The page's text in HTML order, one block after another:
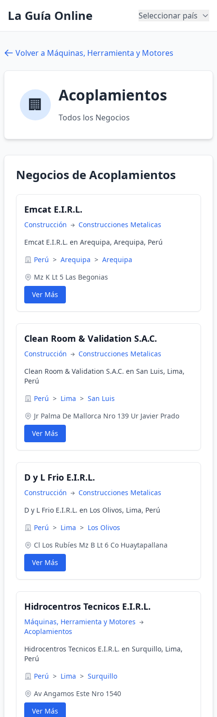
La Guía Online Seleccionar país
Volver a Máquinas, Herramienta y Motores
🏢 Acoplamientos
Todos los Negocios
Negocios de Acoplamientos
Emcat E.I.R.L.
Construcción
Construcciones Metalicas
Emcat E.I.R.L. en Arequipa, Arequipa, Perú
Perú > Arequipa > Arequipa
Mz K Lt 5 Las Begonias
Ver Más
Clean Room & Validation S.A.C.
Construcción
Construcciones Metalicas
Clean Room & Validation S.A.C. en San Luis, Lima,
Perú
Perú > Lima > San Luis
Jr Palma De Mallorca Nro 139 Ur Javier Prado
Ver Más
D y L Frio E.I.R.L.
Construcción
Construcciones Metalicas
D y L Frio E.I.R.L. en Los Olivos, Lima, Perú
Perú > Lima > Los Olivos
Cl Los Rubíes Mz B Lt 6 Co Huaytapallana
Ver Más
Hidrocentros Tecnicos E.I.R.L.
Máquinas, Herramienta y Motores
Acoplamientos
Hidrocentros Tecnicos E.I.R.L. en Surquillo, Lima,
Perú
Perú > Lima > Surquillo
Av Angamos Este Nro 1540
Ver Más